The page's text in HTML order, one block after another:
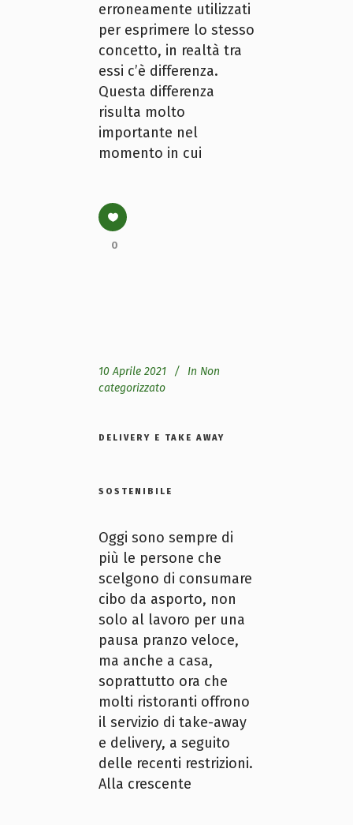
erroneamente utilizzati
per esprimere lo stesso
concetto, in realtà tra
essi c’è differenza.
Questa differenza
risulta molto
importante nel
momento in cui
0
10 Aprile 2021 In Non
categorizzato
DELIVERY E TAKE AWAY
SOSTENIBILE
Oggi sono sempre di
più le persone che
scelgono di consumare
cibo da asporto, non
solo al lavoro per una
pausa pranzo veloce,
ma anche a casa,
soprattutto ora che
molti ristoranti offrono
il servizio di take-away
e delivery, a seguito
delle recenti restrizioni.
Alla crescente